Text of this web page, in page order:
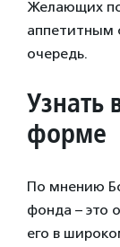
Желающих
аппетитным
очередь.
Узнать
форме
По мнению
фонда – это
его в